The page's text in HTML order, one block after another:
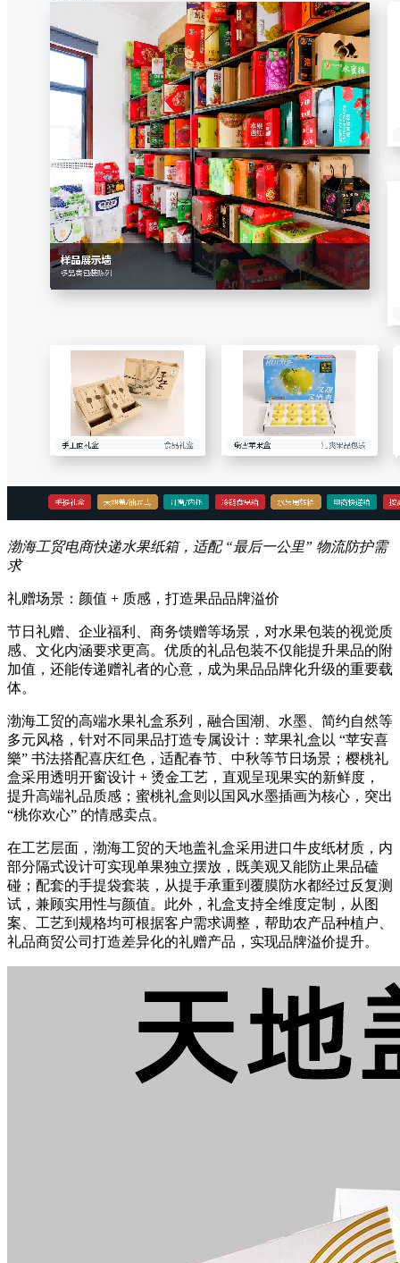
渤海工贸电商快递水果纸箱，适配 “最后一公里” 物流防护需
求
礼赠场景：颜值 + 质感，打造果品品牌溢价
节日礼赠、企业福利、商务馈赠等场景，对水果包装的视觉质
感、文化内涵要求更高。优质的礼品包装不仅能提升果品的附
加值，还能传递赠礼者的心意，成为果品品牌化升级的重要载
体。
渤海工贸的高端水果礼盒系列，融合国潮、水墨、简约自然等
多元风格，针对不同果品打造专属设计：苹果礼盒以 “苹安喜
樂” 书法搭配喜庆红色，适配春节、中秋等节日场景；樱桃礼
盒采用透明开窗设计 + 烫金工艺，直观呈现果实的新鲜度，
提升高端礼品质感；蜜桃礼盒则以国风水墨插画为核心，突出
“桃你欢心” 的情感卖点。
在工艺层面，渤海工贸的天地盖礼盒采用进口牛皮纸材质，内
部分隔式设计可实现单果独立摆放，既美观又能防止果品磕
碰；配套的手提袋套装，从提手承重到覆膜防水都经过反复测
试，兼顾实用性与颜值。此外，礼盒支持全维度定制，从图
案、工艺到规格均可根据客户需求调整，帮助农产品种植户、
礼品商贸公司打造差异化的礼赠产品，实现品牌溢价提升。